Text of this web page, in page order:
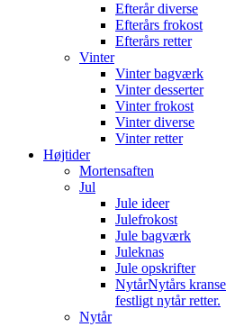
Efterår diverse
Efterårs frokost
Efterårs retter
Vinter
Vinter bagværk
Vinter desserter
Vinter frokost
Vinter diverse
Vinter retter
Højtider
Mortensaften
Jul
Jule ideer
Julefrokost
Jule bagværk
Juleknas
Jule opskrifter
NytårNytårs
festligt nytår retter.
Nytår